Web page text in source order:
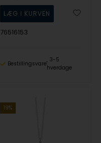
76516153
Bestillingsvare
3-5
hverdage
19%